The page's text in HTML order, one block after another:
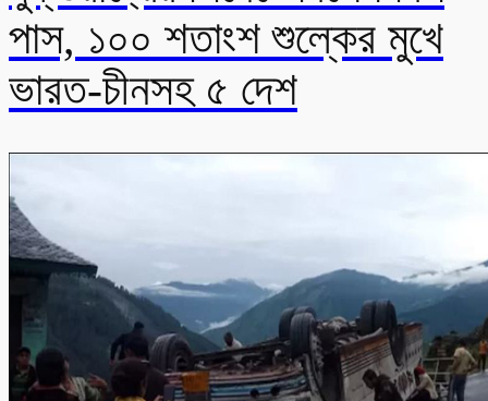
পাস, ১০০ শতাংশ শুল্কের মুখে
ভারত-চীনসহ ৫ দেশ